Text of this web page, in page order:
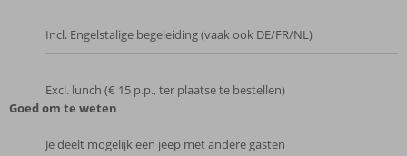
Incl. Engelstalige begeleiding (vaak ook DE/FR/NL)
Excl. lunch (€ 15 p.p., ter plaatse te bestellen)
Goed om te weten
Je deelt mogelijk een jeep met andere gasten